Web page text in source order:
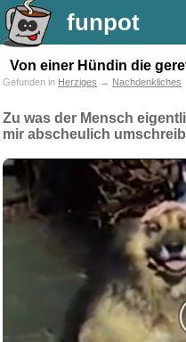
funpot
Von einer Hündin die
Gefunden in Herziges → Nachdenkliches
Zu was der Mensch
mir abscheulich